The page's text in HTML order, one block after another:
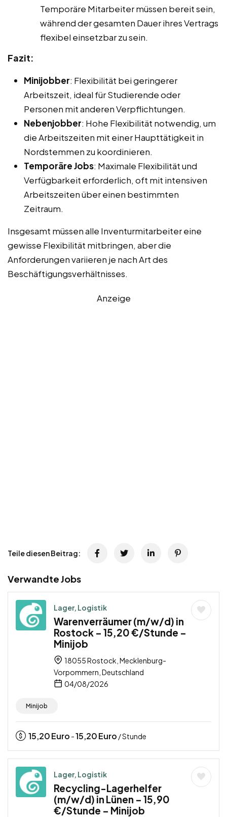
Temporäre Mitarbeiter müssen bereit sein,
während der gesamten Dauer ihres Vertrags
flexibel einsetzbar zu sein.
Fazit:
Minijobber: Flexibilität bei geringerer
Arbeitszeit, ideal für Studierende oder
Personen mit anderen Verpflichtungen.
Nebenjobber: Hohe Flexibilität notwendig, um
die Arbeitszeiten mit einer Haupttätigkeit in
Nordstemmen zu koordinieren.
Temporäre Jobs: Maximale Flexibilität und
Verfügbarkeit erforderlich, oft mit intensiven
Arbeitszeiten über einen bestimmten
Zeitraum.
Insgesamt müssen alle Inventurmitarbeiter eine
gewisse Flexibilität mitbringen, aber die
Anforderungen variieren je nach Art des
Beschäftigungsverhältnisses.
Anzeige
Teile diesen Beitrag:
Verwandte Jobs
Lager, Logistik
Warenverräumer (m/w/d) in
Rostock – 15,20 €/Stunde –
Minijob
18055 Rostock, Mecklenburg-
Vorpommern, Deutschland
04/08/2026
Minijob
15,20Euro -15,20Euro / Stunde
Lager, Logistik
Recycling-Lagerhelfer
(m/w/d) in Lünen – 15,90
€/Stunde – Minijob